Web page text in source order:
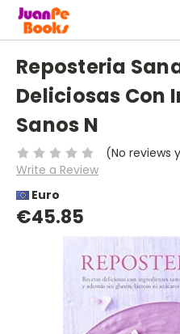
Reposteria
Deliciosas Con
Sanos N
(No reviews
Write a Review
Euro
€45.85